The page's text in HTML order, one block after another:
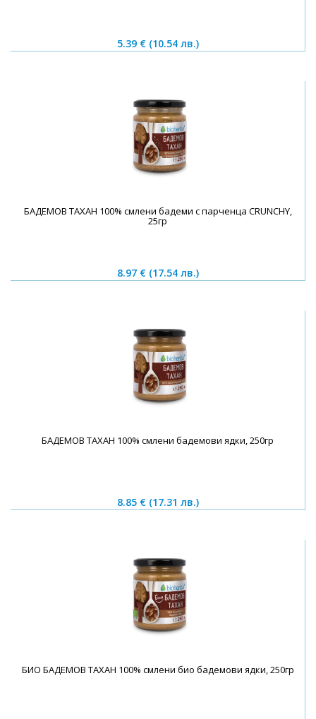
5.39 € (10.54 лв.)
БАДЕМОВ ТАХАН 100% смлени бадеми с парченца CRUNCHY,
25гр
8.97 € (17.54 лв.)
БАДЕМОВ ТАХАН 100% смлени бадемови ядки, 250гр
8.85 € (17.31 лв.)
БИО БАДЕМОВ ТАХАН 100% смлени био бадемови ядки, 250гр